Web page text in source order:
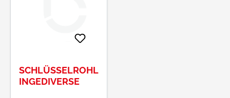
SCHLÜSSELROHL
INGEDIVERSE